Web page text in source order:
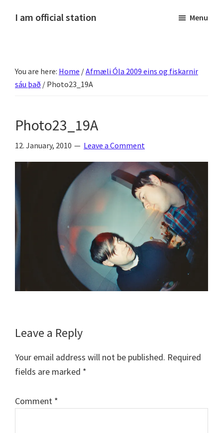
I am official station
fréttir
af
annað
skemmtilegt
:)
Menu
You are here: Home /Afmæli Óla 2009 eins og fiskarnir
sáu það / Photo23_19A
Photo23_19A
12. January, 2010 Leave a Comment
Reader
Interactions
Leave a Reply
Your email address will not be published. Required
fields are marked *
Comment *